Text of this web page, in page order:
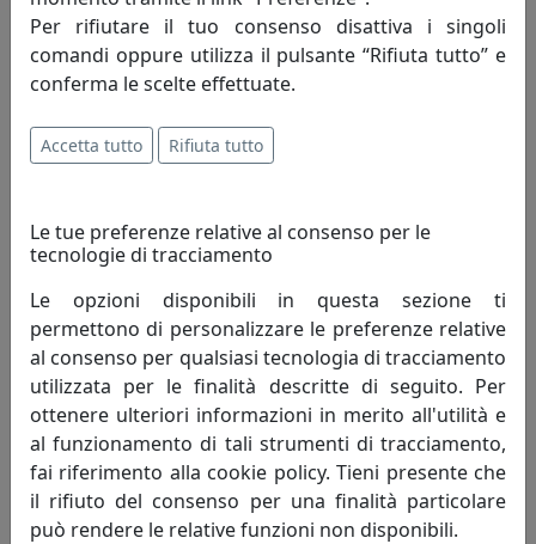
L’azienda nata nel 1962 per merito di
Romano Perenzin oggi è guidata,
continuando la tradizione famigliare, dal figlio
Massimo. Altissima qualità, design originale e un ottimo
servizio contraddistinguono da sempre Perenz, che
offre ai suoi Clienti eleganza e raffinatezza in un mix di
Le collezioni Perenz coniugano prestigio e innovazione
tecnica nella ricerca di nuovi orizzonti espressivi.
Ogni famiglia è unica. Noi di Perenz lo sappiamo bene:
per questo le selezioniamo sempre per la loro singolare
costituzione, per lo spirito originale, per il colore inedito
ma soprattutto per l’innovazione che portano nel
mondo. I nostri coordinati sono personalità dal
carattere così peculiare e sorprendente da espandersi
in modo naturale, e sono sempre figlie di un amore: per
una forma, per una consistenza, per un materiale, per
Per rifiutare il tuo consenso disattiva i singoli
comandi oppure utilizza il pulsante “Rifiuta tutto” e
conferma le scelte effettuate.
Accetta tutto Rifiuta tutto
Le tue preferenze relative al consenso per le
tecnologie di tracciamento
Le opzioni disponibili in questa sezione ti
permettono di personalizzare le preferenze relative
al consenso per qualsiasi tecnologia di tracciamento
utilizzata per le finalità descritte di seguito. Per
ottenere ulteriori informazioni in merito all'utilità e
al funzionamento di tali strumenti di tracciamento,
fai riferimento alla cookie policy. Tieni presente che
il rifiuto del consenso per una finalità particolare
può rendere le relative funzioni non disponibili.